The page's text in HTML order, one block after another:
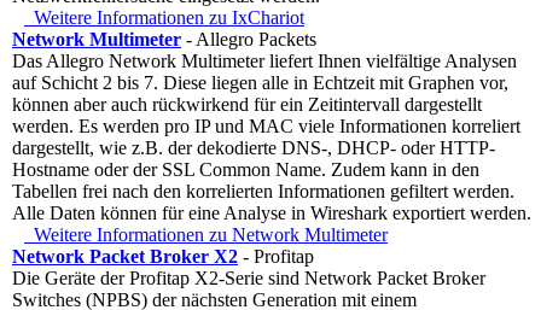
Weitere Informationen zu IxChariot
Network Multimeter - Allegro Packets
Das Allegro Network Multimeter liefert Ihnen vielfältige Analysen
auf Schicht 2 bis 7. Diese liegen alle in Echtzeit mit Graphen vor,
können aber auch rückwirkend für ein Zeitintervall dargestellt
werden. Es werden pro IP und MAC viele Informationen korreliert
dargestellt, wie z.B. der dekodierte DNS-, DHCP- oder HTTP-
Hostname oder der SSL Common Name. Zudem kann in den
Tabellen frei nach den korrelierten Informationen gefiltert werden.
Alle Daten können für eine Analyse in Wireshark exportiert werden.
Weitere Informationen zu Network Multimeter
Network Packet Broker X2 - Profitap
Die Geräte der Profitap X2-Serie sind Network Packet Broker
Switches (NPBS) der nächsten Generation mit einem